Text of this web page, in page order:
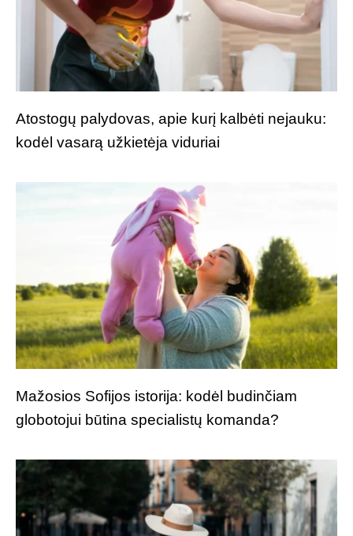
Atostogų palydovas, apie kurį kalbėti nejauku:
kodėl vasarą užkietėja viduriai
Mažosios Sofijos istorija: kodėl budinčiam
globotojui būtina specialistų komanda?